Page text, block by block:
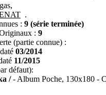
.
: 9 (série terminée)
: 9
(partie connue) :
daté 03/2014
11/2015
défaut):
/- Album Poche, 130x180 -